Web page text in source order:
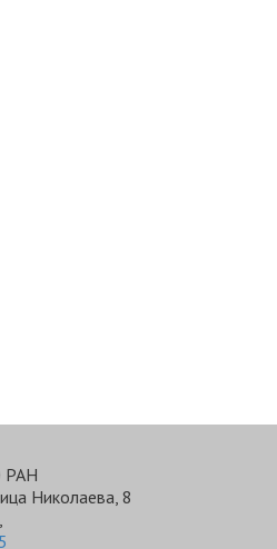
РАН
Николаева, 8